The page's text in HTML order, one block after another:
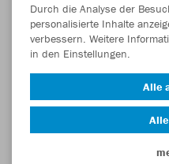
Durch die Analyse der
personalisierte Inhalte
verbessern. Weitere
in den Einstellungen.
Alle